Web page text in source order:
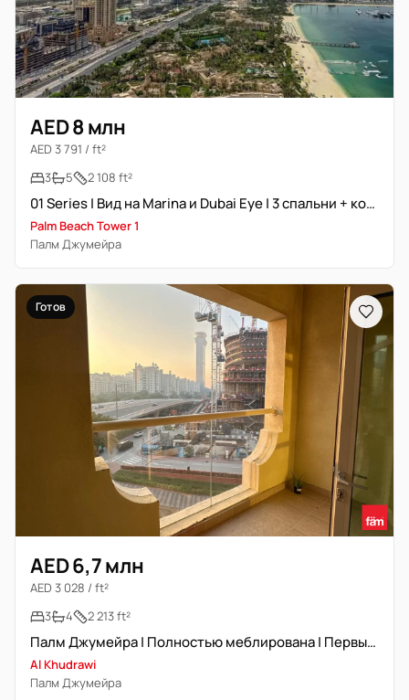
AED 8 млн
AED 3 791 / ft²
3
5 2 108 ft²
01 Series | Вид на Marina и Dubai Eye | 3 спальни + комната помощницы
Palm Beach Tower 1
Палм Джумейра
Готов
AED 6,7 млн
AED 3 028 / ft²
3
4 2 213 ft²
Палм Джумейра | Полностью меблирована | Первый ряд
Al Khudrawi
Палм Джумейра